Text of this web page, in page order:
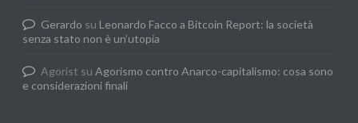
Gerardo su Leonardo Facco a Bitcoin Report: la società
senza stato non è un’utopia
Agorist suAgorismo contro Anarco-capitalismo: cosa sono
e considerazioni finali